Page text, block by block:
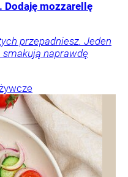
Dodaję mozzarellę
przepadniesz. Jeden
smakują naprawdę